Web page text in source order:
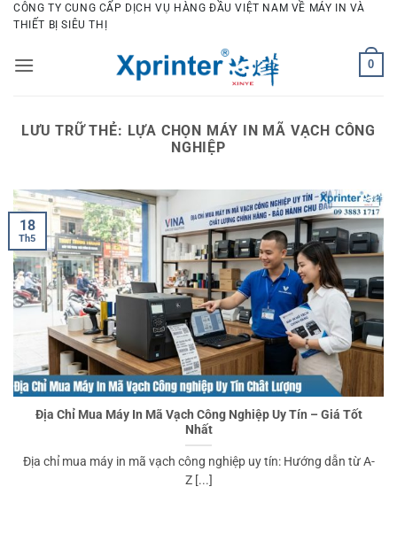
Bỏ
qua
dung
CÔNG TY CUNG CẤP DỊCH VỤ HÀNG ĐẦU VIỆT NAM VỀ MÁY IN VÀ
THIẾT BỊ SIÊU THỊ
0
LƯU TRỮ THẺ: LỰA CHỌN MÁY IN MÃ VẠCH CÔNG
NGHIỆP
Địa Chỉ Mua Máy In Mã Vạch Công Nghiệp Uy Tín – Giá Tốt
Nhất
Địa chỉ mua máy in mã vạch công nghiệp uy tín: Hướng dẫn từ A-
Z [...]
18
Th5